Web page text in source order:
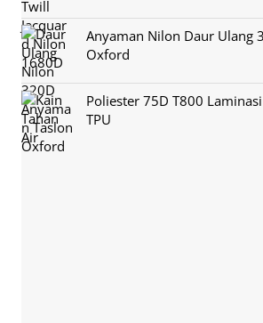
Anyaman Nilon Daur Ulang
Oxford
Poliester 75D T800
TPU